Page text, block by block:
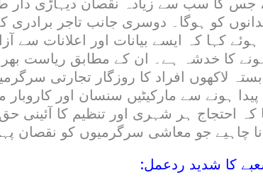
کو ہوگا۔ دوسری جانب تاجر برادری
کہا کہ ایسے بیانات اور اعلانات سے
ہونے کا خدشہ ہے۔ ان کے مطابق ریاست
لاکھوں افراد کا روزگار تجارتی
ہونے سے مارکیٹیں سنسان اور کاروبار
احتجاج ہر شہری اور تنظیم کا آئینی
چاہیے جو معاشی سرگرمیوں کو نقصان
کا شدید ردعمل: